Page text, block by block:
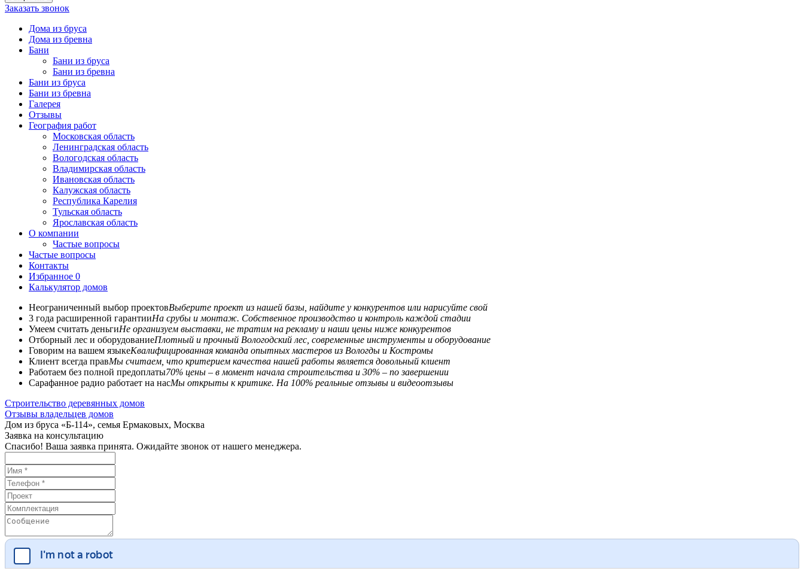
Заказать звонок
Дома из бруса
Дома из бревна
Бани
Бани из бруса
Бани из бревна
Бани из бруса
Бани из бревна
Галерея
Отзывы
География работ
Московская область
Ленинградская область
Вологодская область
Владимирская область
Ивановская область
Калужская область
Республика Карелия
Тульская область
Ярославская область
О компании
Частые вопросы
Частые вопросы
Контакты
Избранное 0
Калькулятор домов
Неограниченный выбор проектовВыберите проект из нашей базы, найдите у конкурентов или нарисуйте свой
3 года расширенной гарантииНа срубы и монтаж. Собственное производство и контроль каждой стадии
Умеем считать деньгиНе организуем выставки, не тратим на рекламу и наши цены ниже конкурентов
Отборный лес и оборудованиеПлотный и прочный Вологодский лес, современные инструменты и оборудование
Говорим на вашем языкеКвалифицированная команда опытных мастеров из Вологды и Костромы
Клиент всегда правМы считаем, что критерием качества нашей работы является довольный клиент
Работаем без полной предоплаты70% цены – в момент начала строительства и 30% – по завершении
Сарафанное радио работает на насМы открыты к критике. На 100% реальные отзывы и видеоотзывы
Строительство деревянных домов
Отзывы владельцев домов
Дом из бруса «Б-114», семья Ермаковых, Москва
Заявка на консультацию
Спасибо! Ваша заявка принята. Ожидайте звонок от нашего менеджера.